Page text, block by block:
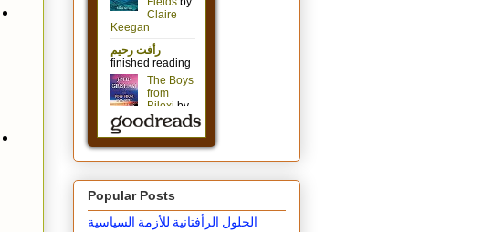
Popular Posts
الحلول الرأفتانية للأزمة السياسية